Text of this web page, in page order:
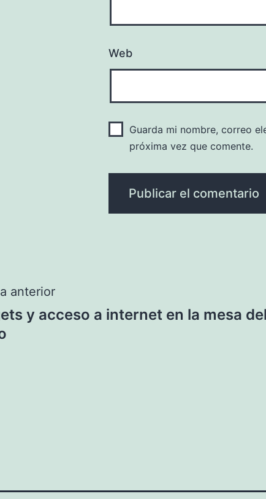
Web
Guarda mi nombre, correo
próxima vez que comente.
anterior
y acceso a internet en la mesa del